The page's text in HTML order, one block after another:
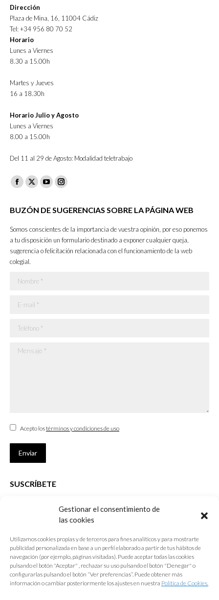
Gestionar el consentimiento de
las cookies
Utilizamos cookies propias y de terceros para fines analíticos y para mostrarte
publicidad personalizada en base a un perfil elaborado a partir de tus hábitos de
navegación (por ejemplo, páginas visitadas). Puede aceptar todas las cookies
pulsando el botón "Aceptar" , rechazar su uso pulsando el botón "Denegar" o
configurarlas pulsando el botón “Ver preferencias”. Puede obtener más
información o cambiar posteriormente los ajustes en nuestra Política de Cookies.
Dirección
Plaza de Mina, 16, 11004 Cádiz
Tel: +34 956 80 70 52
Horario
Lunes a Viernes
8.30 a 15.00h
Martes y Jueves
16 a 18.30h
Horario Julio y Agosto
Lunes a Viernes
8.00 a 15.00h
Del 11 al 29 de Agosto: Modalidad teletrabajo
Facebook
opens
new
window
X
opens
new
window
YouTube
opens
new
window
Instagram
opens
in
new
window
BUZÓN DE SUGERENCIAS SOBRE LA PÁGINA WEB
Somos conscientes de la importancia de vuestra opinión, por eso ponemos
a tu disposición un formulario destinado a exponer cualquier queja,
sugerencia o felicitación relacionada con el funcionamiento de la web
colegial.
Nombre *
E-mail *
Teléfono *
Mensaje *
Acepto lostérminos y condiciones de uso
Enviar
SUSCRÍBETE
que desarrolla el Colegio de Arquitectos de Cádiz
E-mail *
Acepto lostérminos y condiciones de uso